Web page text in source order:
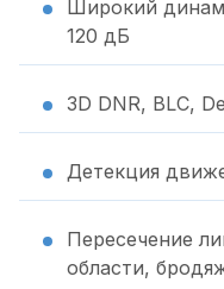
Широкий
120 дБ
3D DNR, BLC,
Детекция
Пересечение
области,